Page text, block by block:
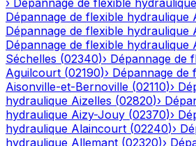
› Dépannage de flexible hydraulique
Dépannage de flexible hydraulique
Dépannage de flexible hydraulique
Dépannage de flexible hydraulique
Séchelles (02340)› Dépannage de
Aguilcourt (02190)› Dépannage de
Aisonville-et-Bernoville (02110)›
hydraulique Aizelles (02820)›
hydraulique Aizy-Jouy (02370)›
hydraulique Alaincourt (02240)›
hydraulique Allemant (02320)›